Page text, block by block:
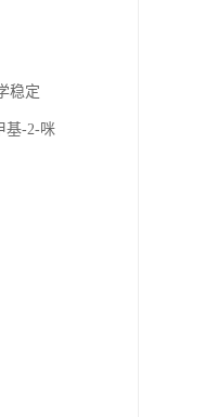
稳定
基-2-咪